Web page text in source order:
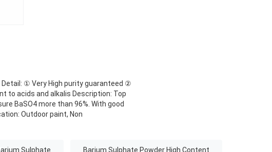
Detail: ① Very High purity guaranteed ②
to acids and alkalis Description: Top
BaSO4 more than 96%. With good
Outdoor paint, Non
Sulphate Barium Sulphate Powder High Content